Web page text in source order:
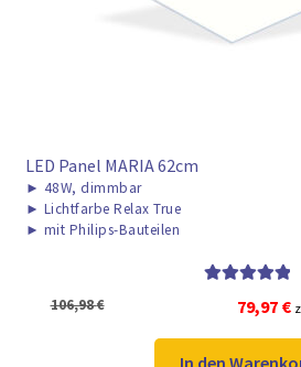
LED Panel MARIA 62cm
► 48W, dimmbar
► Lichtfarbe Relax True
► mit Philips-Bauteilen
von 5
106,98€
war:
79,97 €
In den